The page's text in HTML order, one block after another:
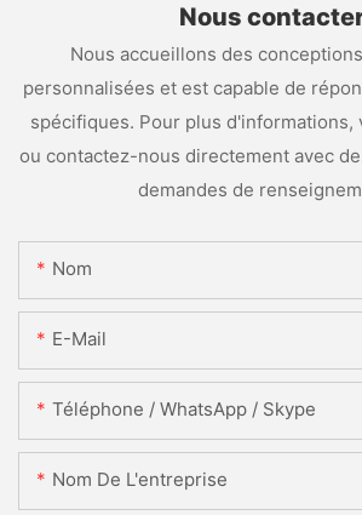
Nous
Nous accueillons des
personnalisées et est capable de
spécifiques. Pour plus d'informations,
ou contactez-nous directement avec
demandes de
Nom
E-Mail
Téléphone / WhatsApp / Skype
Nom De L'entreprise